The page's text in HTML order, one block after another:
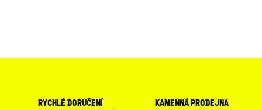
rychlé doručení kamenná prodejna